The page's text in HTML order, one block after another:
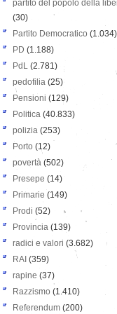
partito del popolo della
(30)
Partito Democratico (1.034)
PD (1.188)
PdL (2.781)
pedofilia (25)
Pensioni (129)
Politica (40.833)
polizia (253)
Porto (12)
povertà (502)
Presepe (14)
Primarie (149)
Prodi (52)
Provincia (139)
radici e valori (3.682)
RAI (359)
rapine (37)
Razzismo (1.410)
Referendum (200)